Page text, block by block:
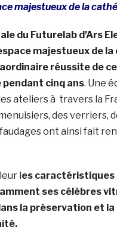
majestueux de la
du Futurelab d’Ars
majestueux de
réussite de
cinq ans. Une
ateliers à travers la
des verriers,
ont ainsi fait
les
ses célèbres
la préservation et